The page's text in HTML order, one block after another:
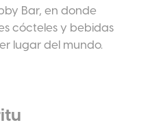
Bar, en donde
cócteles y bebidas
lugar del mundo.